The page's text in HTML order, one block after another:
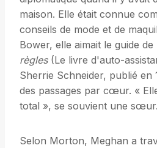
maison. Elle était connue
conseils de mode et de
Bower, elle aimait le guide
règles(Le livre d'auto-
Sherrie Schneider, publié en
des passages par cœur. «
total », se souvient une sœur.
Selon Morton, Meghan a